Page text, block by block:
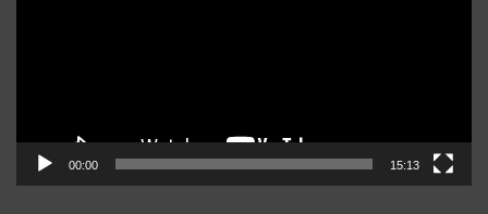
00:00 15:13